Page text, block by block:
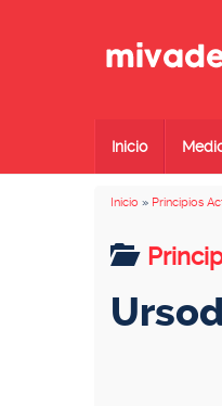
Inicio
Inicio » Principios